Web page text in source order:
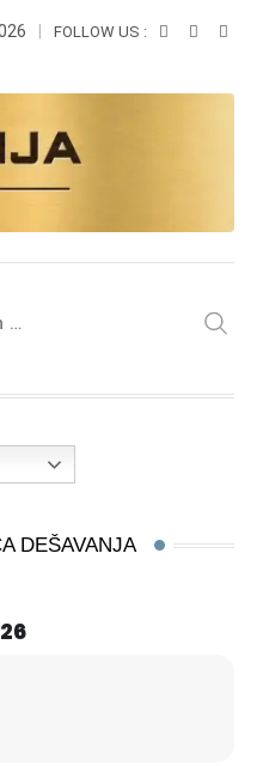
FOLLOW US :
DEŠAVANJA